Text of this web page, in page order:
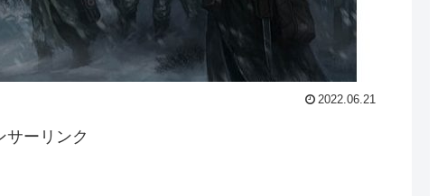
2022.06.21
サーリンク